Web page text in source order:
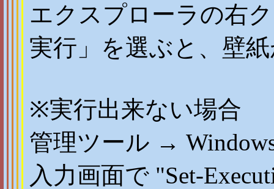
エクスプローラの右
実行」を選ぶと、壁
※実行出来ない場合
管理ツール →
入力画面で "Set-